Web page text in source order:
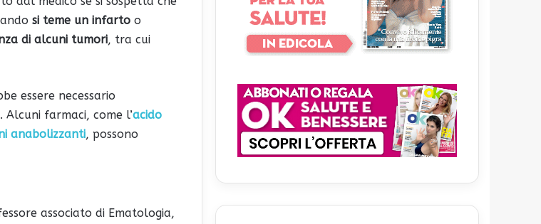
si teme un infarto o
di alcuni tumori, tra cui
essere necessario
farmaci, come l’acido
anabolizzanti, possono
associato di Ematologia,